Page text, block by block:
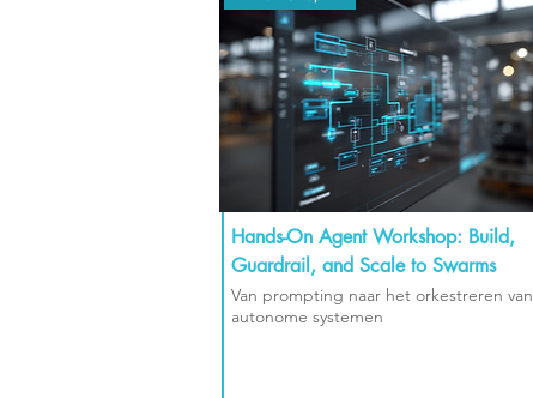
Hands-On Agent Workshop: Build,
Guardrail, and Scale to Swarms
Van prompting naar het orkestreren van
autonome systemen